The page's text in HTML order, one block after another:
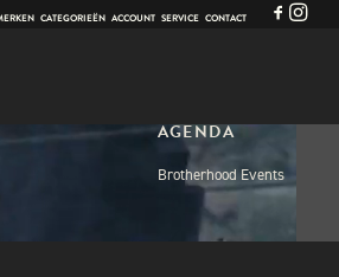
CATEGORIEËN ACCOUNT SERVICE CONTACT
AGENDA
Brotherhood Events